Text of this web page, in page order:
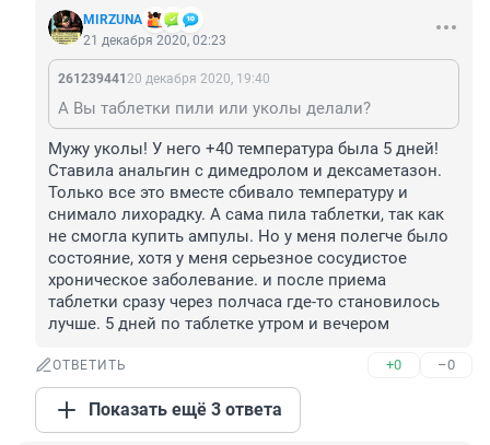
MIRZUNA
21 декабря 2020, 02:23
261239441 20 декабря 2020, 19:40
А Вы таблетки пили или уколы делали?
Мужу уколы! У него +40 температура была 5 дней!
Ставила анальгин с димедролом и дексаметазон.
Только все это вместе сбивало температуру и
снимало лихорадку. А сама пила таблетки, так как
не смогла купить ампулы. Но у меня полегче было
состояние, хотя у меня серьезное сосудистое
хроническое заболевание. и после приема
таблетки сразу через полчаса где-то становилось
лучше. 5 дней по таблетке утром и вечером
ОТВЕТИТЬ +0 –0
Показать ещё 3 ответа